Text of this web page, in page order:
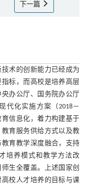
下一篇
术的创新能力已经成为
标，而高校是培养高层
办公厅、国务院办公厅
代化实施方案（2018－
信息化，着力构建基于
育服务供给方式以及教
育教学深度融合，支持
培养模式和教学方法改
生全覆盖。上述国家创
校人才培养的目标与课